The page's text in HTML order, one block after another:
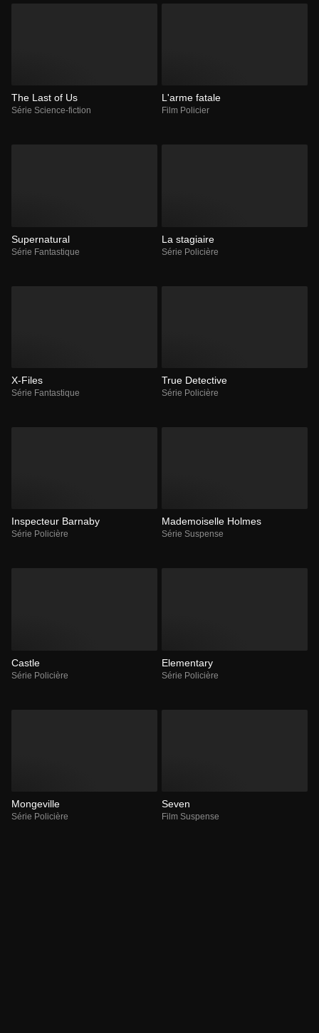
The Last of Us
Série Science-fiction
L'arme fatale
Film Policier
Supernatural
Série Fantastique
La stagiaire
Série Policière
X-Files
Série Fantastique
True Detective
Série Policière
Inspecteur Barnaby
Série Policière
Mademoiselle Holmes
Série Suspense
Castle
Série Policière
Elementary
Série Policière
Mongeville
Série Policière
Seven
Film Suspense